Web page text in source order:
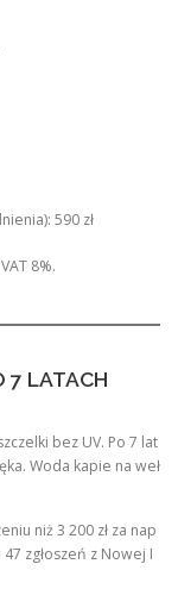
590 zł
8%.
7 LATACH
bez UV. Po 7 lat
Woda kapie na weł
niż 3 200 zł za nap
zgłoszeń z Nowej I